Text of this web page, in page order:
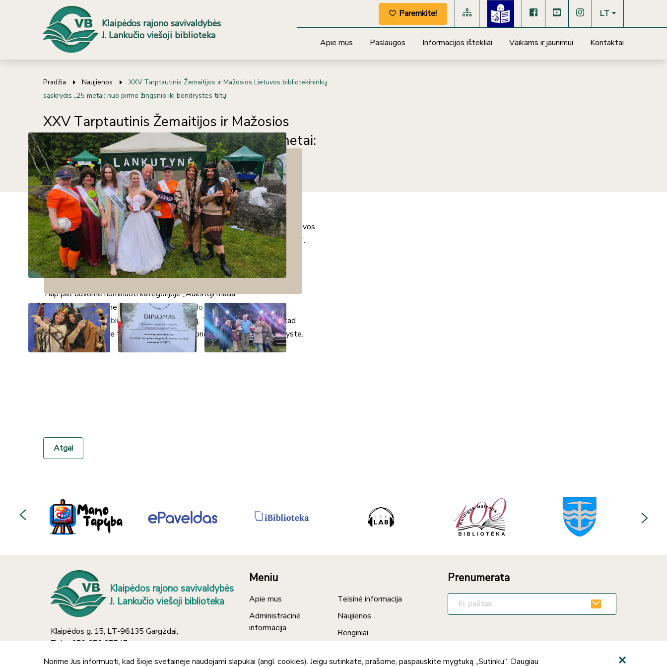
Klaipėdos rajono savivaldybės
J. Lankučio viešoji biblioteka
Paremkite! LT
Apie mus Paslaugos Informacijos ištekliai Vaikams ir jaunimui Kontaktai
Pradžia Naujienos
XXV Tarptautinis Žemaitijos ir Mažosios Lietuvos bibliotekininkų
sąskrydis „25 metai: nuo pirmo žingsnio iki bendrystės tiltų“
XXV Tarptautinis Žemaitijos ir Mažosios
Lietuvos bibliotekininkų sąskrydis „25 metai:
nuo pirmo žingsnio iki bendrystės tiltų“
Kūrybiška, linksma ir prasminga diena Mosėdyje!
Birželio 11 d. dalyvavome XXV Tarptautiniame Žemaitijos ir Mažosios Lietuvos
bibliotekininkų sąskrydyje „25 metai: nuo pirmo žingsnio iki bendrystės tiltų“.
Džiaugiamės ne tik puikia atmosfera, naujais susitikimais ir bendrystės
akimirkomis, bet ir pasiekimais:
Komandų prisistatymuose pelnėme III vietą.
Taip pat buvome nominuoti kategorijoje „Aukštoji mada“.
Nuoširdžiai dėkojame organizatoriams
Skuodo rajono savivaldybės R.
Granausko viešoji biblioteka
už šiltą priėmimą. Tokios dienos primena, kad
bibliotekos vienija ne tik knygomis, bet ir žmonėmis, idėjomis bei bendryste.
Atgal
Klaipėdos rajono savivaldybės
J. Lankučio viešoji biblioteka
Klaipėdos g. 15, LT-96135 Gargždai,
Tel.: +370 676 37547
Meniu
Apie mus
Administracinė
informacija
Kontaktai
Teisinė informacija
Naujienos
Renginiai
apsauga
Prenumerata
Norime Jus informuoti, kad šioje svetainėje naudojami slapukai (angl. cookies). Jeigu sutinkate, prašome, paspauskite mygtuką „Sutinku“. Daugiau